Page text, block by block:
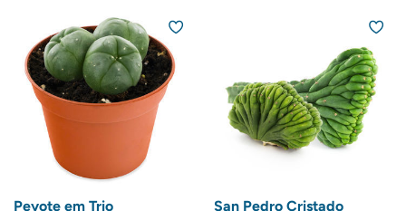
Peyote em Trio
San Pedro Cristado